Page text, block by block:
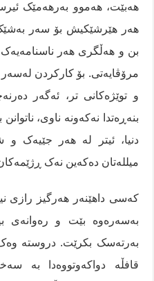
هەبێت، هەموو بەرهەمێک
هەر هێرشێکیش بۆ سەر
بن و هەڵگری هەر
مرۆڤایەتی. بۆ کارکردن
و توێژەکانی تر، ئەگەر
بنەڕەتدا نەکەونە ناوی،
دنیا، ئیتر لە هەر جێیەک
میللەتان دەکەین نەک
کەسی داهێنەر هەرگیز رازی
بەسەرەوە بێت و رەوانەی
بەرتەسک بکرێت. دروستە وەک
قافڵە دواکەوتووەدا بە